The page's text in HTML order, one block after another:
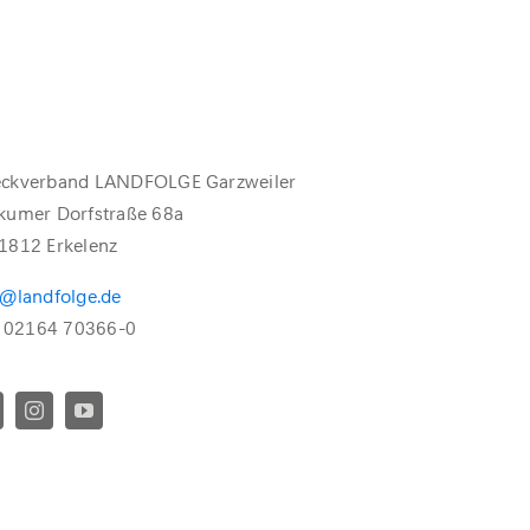
LANDFOLGE Garzweiler
Dorfstraße 68a
Erkelenz
02164 70366-0